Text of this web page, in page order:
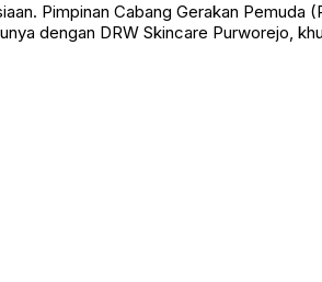
Pimpinan Cabang Gerakan
dengan DRW Skincare Purworejo,